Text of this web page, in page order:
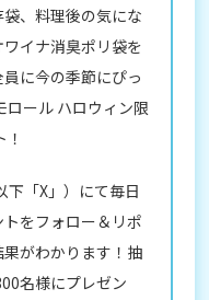
、料理後の気にな
イナ消臭ポリ袋を
に今の季節にぴっ
ロール ハロウィン限
「X」）にて毎日
をフォロー＆リポ
がわかります！抽
名様にプレゼン